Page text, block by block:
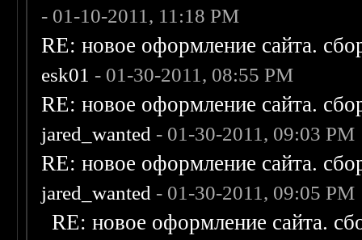
- 01-10-2011, 11:18 PM
RE: новое оформление сайта.
esk01 - 01-30-2011, 08:55 PM
RE: новое оформление сайта.
jared_wanted - 01-30-2011, 09:03 PM
RE: новое оформление сайта.
jared_wanted - 01-30-2011, 09:05 PM
RE: новое оформление сайта.